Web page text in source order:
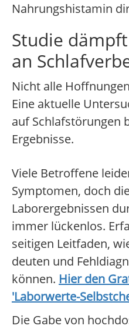
Nahrungshistamin
Studie
an
Nicht alle
Eine aktuelle
auf Schlafstörungen
Ergebnisse.
Viele Betroffene
Symptomen, doch
Laborergebnissen
immer lückenlos.
seitigen Leitfaden,
deuten und
können. Hier den
'Laborwerte-
Die Gabe von